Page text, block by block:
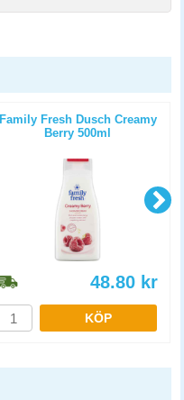
Family Fresh Dusch Creamy
Berry 500ml
48.80 kr
KÖP